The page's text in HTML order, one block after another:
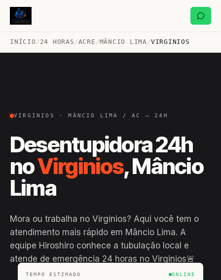
INÍCIO /24 HORAS /ACRE /MÂNCIO LIMA /VIRGINIOS
VIRGINIOS · MÂNCIO LIMA / AC — 24H
Desentupidora 24h
noVirginios, Mâncio
Lima
Mora ou trabalha no Virginios? Aqui você tem o
atendimento mais rápido em Mâncio Lima. A
equipe Hiroshiro conhece a tubulação local e
atende de emergência 24 horas no Virginios🚨
TEMPO ESTIMADO ONLINE